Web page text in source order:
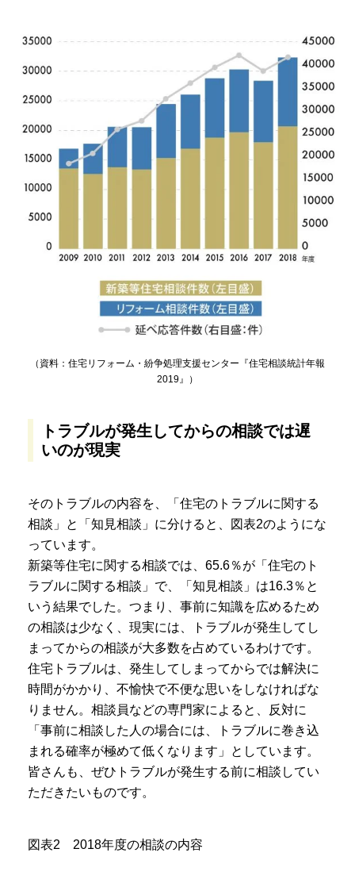
（資料：住宅リフォーム・紛争処理支援センター『住宅相談統計年報
2019』）
トラブルが発生してからの相談では遅
いのが現実
そのトラブルの内容を、「住宅のトラブルに関する
相談」と「知見相談」に分けると、図表2のようにな
っています。
新築等住宅に関する相談では、65.6％が「住宅のト
ラブルに関する相談」で、「知見相談」は16.3％と
いう結果でした。つまり、事前に知識を広めるため
の相談は少なく、現実には、トラブルが発生してし
まってからの相談が大多数を占めているわけです。
住宅トラブルは、発生してしまってからでは解決に
時間がかかり、不愉快で不便な思いをしなければな
りません。相談員などの専門家によると、反対に
「事前に相談した人の場合には、トラブルに巻き込
まれる確率が極めて低くなります」としています。
皆さんも、ぜひトラブルが発生する前に相談してい
ただきたいものです。
図表2 2018年度の相談の内容